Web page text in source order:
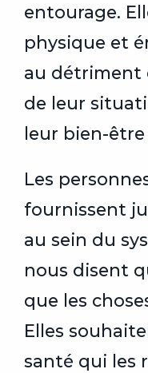
entourage.
physique et
au détriment
de leur
leur bien-être
Les
fournissent
au sein du
nous disent
que les
Elles
santé qui les